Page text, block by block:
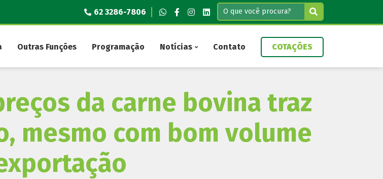
62 3286-7806
Outras Funções Programação Notícias Contato COTAÇÕES
da carne bovina traz
mesmo com bom volume